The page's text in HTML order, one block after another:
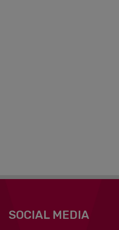
SOCIAL MEDIA